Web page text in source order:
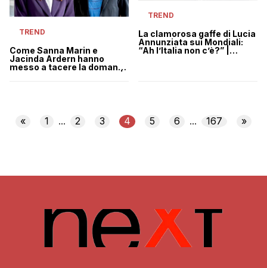
TREND
Come Sanna Marin e
Jacinda Ardern hanno
messo a tacere la domanda
TREND
La clamorosa gaffe di Lucia
Annunziata sui Mondiali:
“Ah l’Italia non c’è?” |
« 1 ... 2 3 4 5 6 ... 167 »